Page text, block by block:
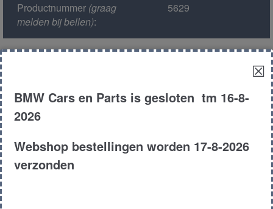
Productnummer(graag
melden bij bellen):
5629
Model : E39
Cosmosschwarz
Carroserie : Sedan
☒
BMW Cars en Parts is gesloten tm 16-8-
2026
Webshop bestellingen worden 17-8-2026
verzonden